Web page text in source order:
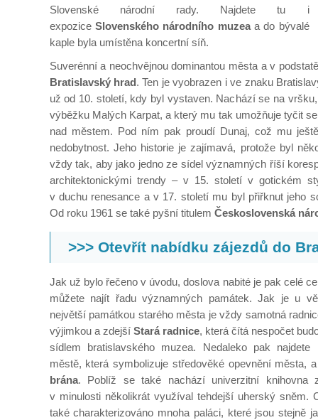
Slovenské národní rady. Najdete tu i
expozice Slovenského národního muzeaa do bývalé
kaple byla umístěna koncertní síň.
Suverénní a neochvějnou dominantou města a v
Bratislavský hrad. Ten je vyobrazen i ve znaku
už od 10. století, kdy byl vystaven. Nachází se na
výběžku Malých Karpat, a který mu tak umožňuje tyčit
nad městem. Pod ním pak proudí Dunaj, což mu
nedobytnost. Jeho historie je zajímavá, protože byl
vždy tak, aby jako jedno ze sídel významných říší
architektonickými trendy – v 15. století v gotickém
v duchu renesance a v 17. století mu byl přiřknut jeho
Od roku 1961 se také pyšní titulem Československá
>>> Otevřít nabídku zájezdů do
Jak už bylo řečeno v úvodu, doslova nabité je pak celé
můžete najít řadu významných památek. Jak je u
největší památkou starého města je vždy samotná
výjimkou a zdejší Stará radnice, která čítá nespočet
sídlem bratislavského muzea. Nedaleko pak
městě, která symbolizuje středověké opevnění města,
brána. Poblíž se také nachází univerzitní knihovna
v minulosti několikrát využíval tehdejší uherský sněm.
také charakterizováno mnoha paláci, které jsou stejně